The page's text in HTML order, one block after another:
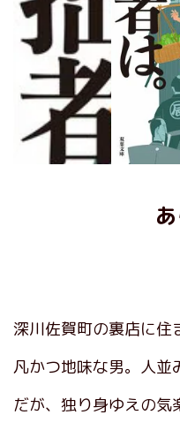
深川佐賀町の裏店に住
凡かつ地味な男。人並
だが、独り身ゆえの気